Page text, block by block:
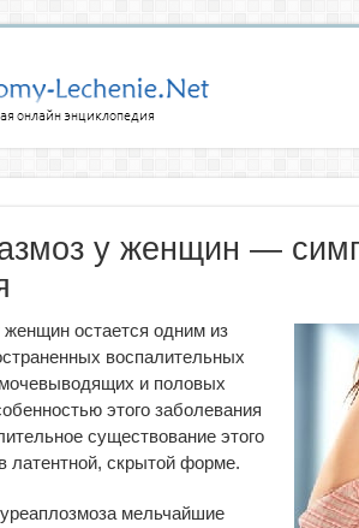
у женщин —
остается одним из
воспалительных
и половых
этого заболевания
существование этого
латентной, скрытой форме.
мельчайшие